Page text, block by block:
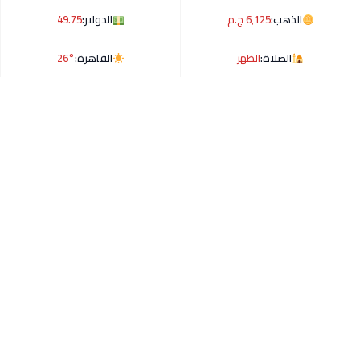
الذهب:6,125 ج.م الدولار:49.75
الصلاة:الظهر القاهرة:26°